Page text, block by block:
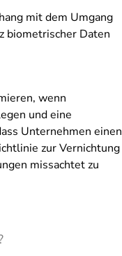
mit dem Umgang
biometrischer Daten
wenn
und eine
Unternehmen einen
zur Vernichtung
missachtet zu